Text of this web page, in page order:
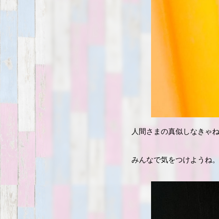
人間さまの真似しなきゃ
みんなで気をつけようね。